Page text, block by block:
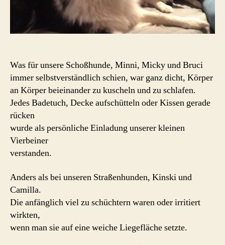
Was für unsere Schoßhunde, Minni, Micky und Bruci
immer selbstverständlich schien, war ganz dicht, Körper
an Körper beieinander zu kuscheln und zu schlafen.
Jedes Badetuch, Decke aufschütteln oder Kissen gerade
rücken
wurde als persönliche Einladung unserer kleinen
Vierbeiner
verstanden.
Anders als bei unseren Straßenhunden, Kinski und
Camilla.
Die anfänglich viel zu schüchtern waren oder irritiert
wirkten,
wenn man sie auf eine weiche Liegefläche setzte.